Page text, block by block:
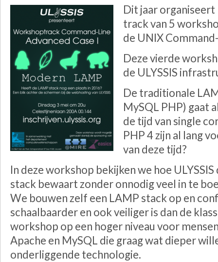
Dit jaar organiseert
track van 5
de UNIX
Deze vierde
de ULYSSIS
De traditionale
MySQL PHP) gaat
de tijd van single
PHP 4 zijn al lang
van deze tijd?
In deze workshop bekijken we hoe
stack bewaart zonder onnodig veel in te
We bouwen zelf een LAMP stack op en
schaalbaarder en ook veiliger is dan de
workshop op een hoger niveau voor
Apache en MySQL die graag wat dieper
onderliggende technologie.